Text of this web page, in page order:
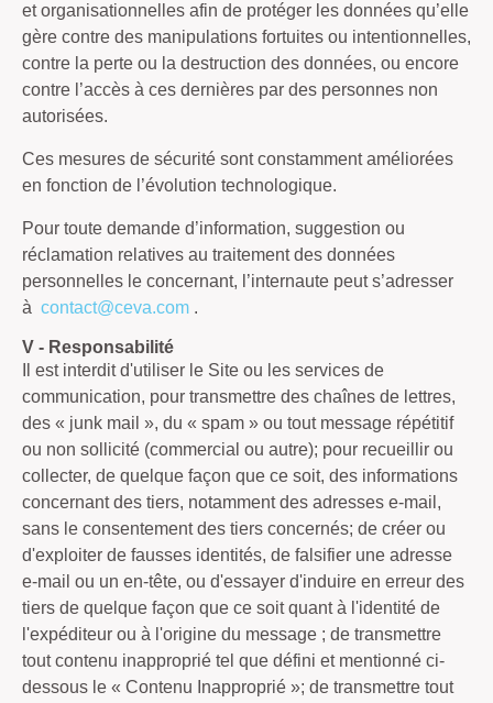
et organisationnelles afin de protéger les données qu’elle
gère contre des manipulations fortuites ou intentionnelles,
contre la perte ou la destruction des données, ou encore
contre l’accès à ces dernières par des personnes non
autorisées.
Ces mesures de sécurité sont constamment améliorées
en fonction de l’évolution technologique.
Pour toute demande d’information, suggestion ou
réclamation relatives au traitement des données
personnelles le concernant, l’internaute peut s’adresser
à contact@ceva.com .
V - Responsabilité
Il est interdit d'utiliser le Site ou les services de
communication, pour transmettre des chaînes de lettres,
des « junk mail », du « spam » ou tout message répétitif
ou non sollicité (commercial ou autre); pour recueillir ou
collecter, de quelque façon que ce soit, des informations
concernant des tiers, notamment des adresses e-mail,
sans le consentement des tiers concernés; de créer ou
d'exploiter de fausses identités, de falsifier une adresse
e-mail ou un en-tête, ou d'essayer d'induire en erreur des
tiers de quelque façon que ce soit quant à l'identité de
l'expéditeur ou à l'origine du message ; de transmettre
tout contenu inapproprié tel que défini et mentionné ci-
dessous le « Contenu Inapproprié »; de transmettre tout